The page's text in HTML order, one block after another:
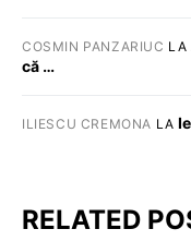
COSMIN PANZARIUC LA
că …
ILIESCU CREMONA LA
RELATED